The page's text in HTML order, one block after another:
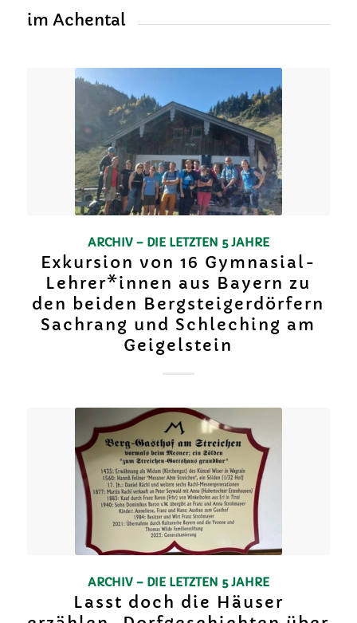
im Achental
ARCHIV – DIE LETZTEN 5 JAHRE
Exkursion von 16 Gymnasial-
Lehrer*innen aus Bayern zu
den beiden Bergsteigerdörfern
Sachrang und Schleching am
Geigelstein
ARCHIV – DIE LETZTEN 5 JAHRE
Lasst doch die Häuser